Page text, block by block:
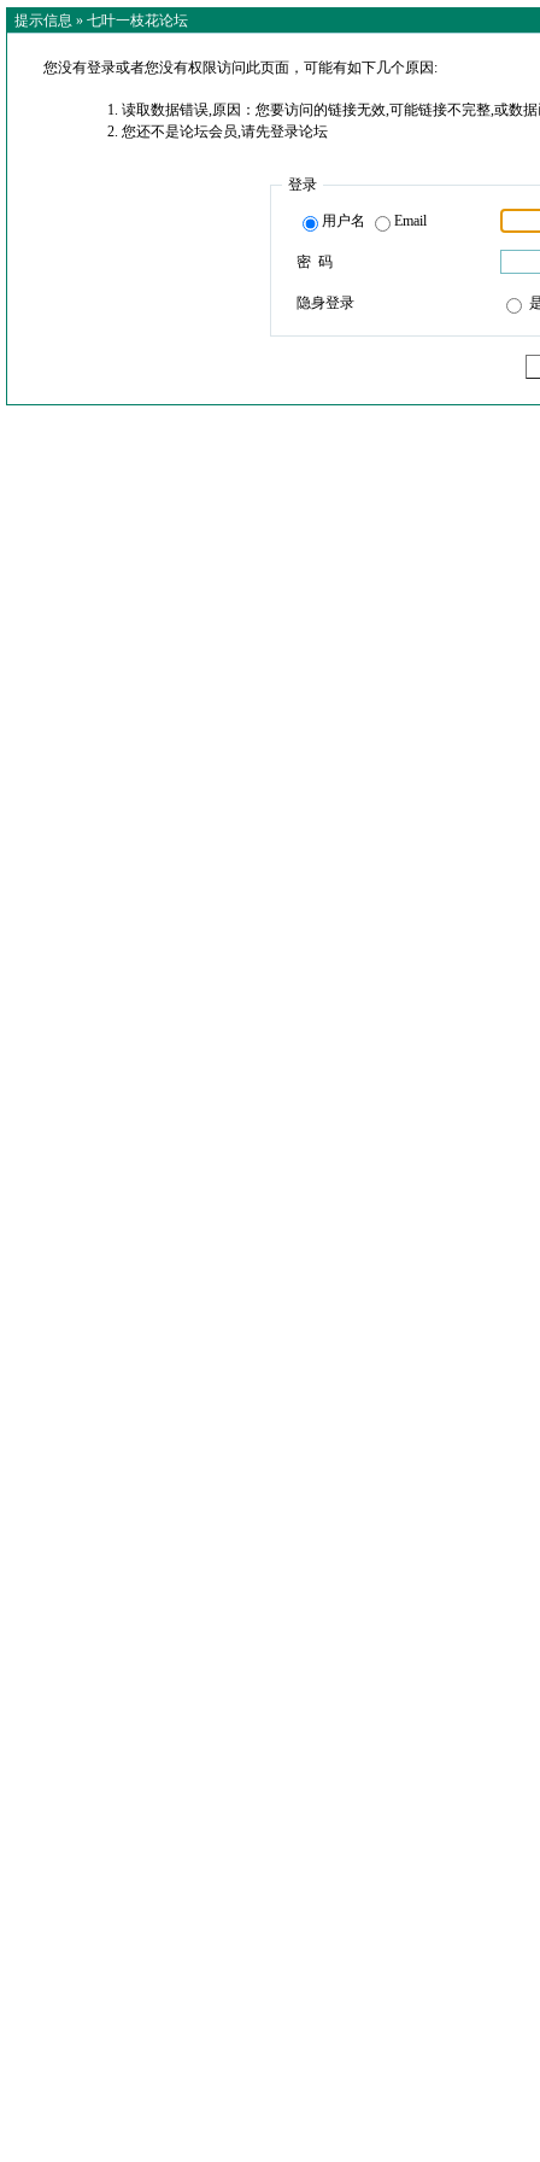
提示信息 » 七叶一枝花论坛
您没有登录或者您没有权限访问此页面，可能有如下几个原因:
读取数据错误,原因：您要访问的链接无效,可能链接不完整,或数
您还不是论坛会员,请先登录论坛
登录
用户名 Email
密 码
隐身登录